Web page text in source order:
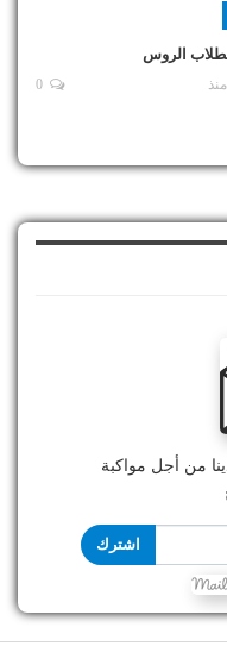
الروس
منذ
من أجل مواكبة
اشترك